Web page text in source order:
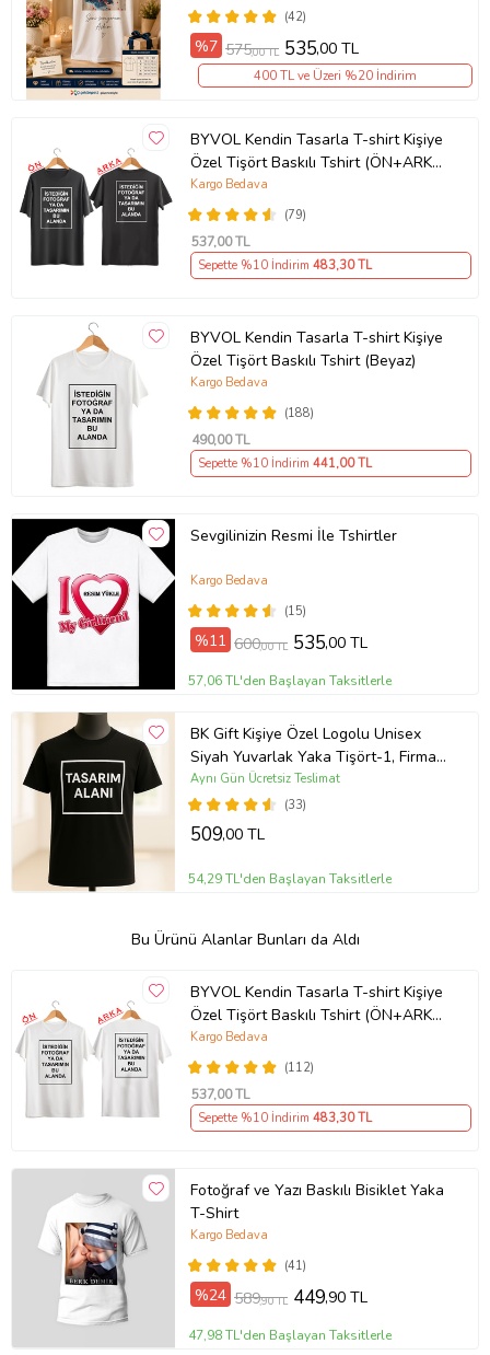
(42)
%7 575,00 TL 535,00 TL
400 TL ve Üzeri %20 İndirim
BYVOL Kendin Tasarla T-shirt Kişiye
Özel Tişört Baskılı Tshirt (ÖN+ARKA
BASKI) (Siyah)
(79)
Kargo Bedava
537,00 TL
Sepette %10 İndirim 483,30 TL
BYVOL Kendin Tasarla T-shirt Kişiye
Özel Tişört Baskılı Tshirt (Beyaz)
(188)
Kargo Bedava
490,00 TL
Sepette %10 İndirim 441,00 TL
Sevgilinizin Resmi İle Tshirtler
(15)
Kargo Bedava
%11 600,00 TL 535,00 TL
57,06 TL'den Başlayan Taksitlerle
BK Gift Kişiye Özel Logolu Unisex
Siyah Yuvarlak Yaka Tişört-1, Firma
T-shirt, Logolu T-shirt, Sevgiliye
Hediye
(33)
Aynı Gün Ücretsiz Teslimat
509,00 TL
54,29 TL'den Başlayan Taksitlerle
Bu Ürünü Alanlar Bunları da Aldı
BYVOL Kendin Tasarla T-shirt Kişiye
Özel Tişört Baskılı Tshirt (ÖN+ARKA
BASKI) (Beyaz)
(112)
Kargo Bedava
537,00 TL
Sepette %10 İndirim 483,30 TL
Fotoğraf ve Yazı Baskılı Bisiklet Yaka
T-Shirt
(41)
Kargo Bedava
%24 589,90 TL 449,90 TL
47,98 TL'den Başlayan Taksitlerle